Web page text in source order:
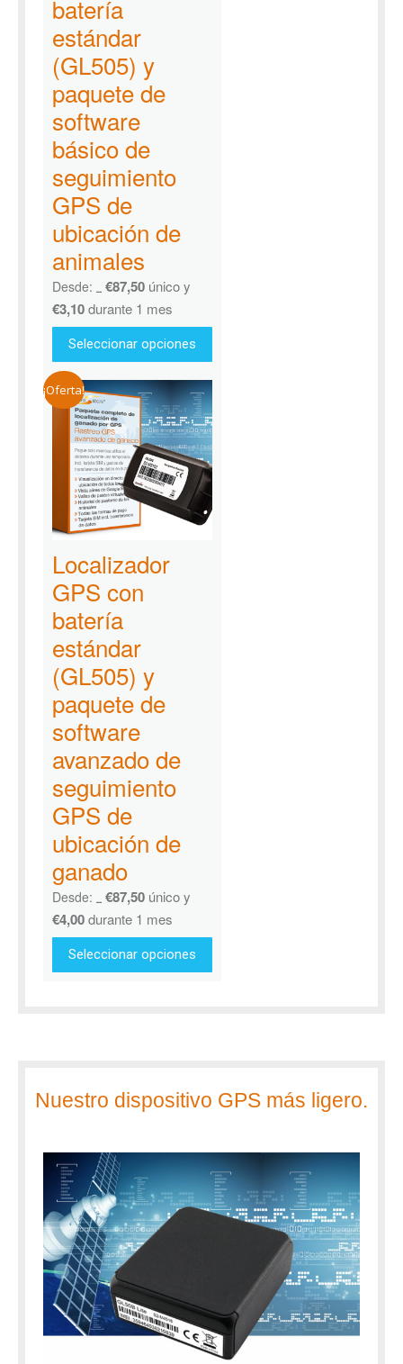
batería
estándar
(GL505) y
paquete de
software
básico de
seguimiento
GPS de
ubicación de
animales
Desde: €87,50 único y
€3,10durante 1 mes
Seleccionar opciones
¡Oferta!
Localizador
GPS con
batería
estándar
(GL505) y
paquete de
software
avanzado de
seguimiento
GPS de
ubicación de
ganado
Desde: €87,50 único y
€4,00durante 1 mes
Seleccionar opciones
Nuestro dispositivo GPS más ligero.